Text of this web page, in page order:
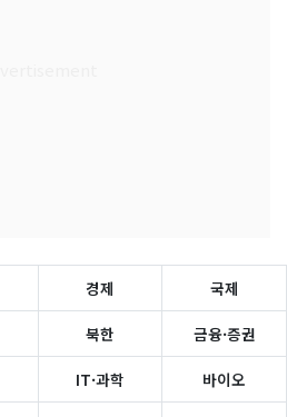
경제 국제
북한 금융·증권
IT·과학 바이오